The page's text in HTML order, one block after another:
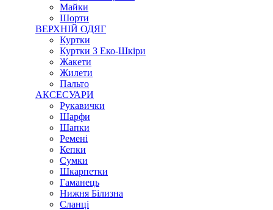
Майки
Шорти
ВЕРХНІЙ ОДЯГ
Куртки
Куртки З Еко-Шкіри
Жакети
Жилети
Пальто
АКСЕСУАРИ
Рукавички
Шарфи
Шапки
Ремені
Кепки
Сумки
Шкарпетки
Гаманець
Нижня Білизна
Сланці